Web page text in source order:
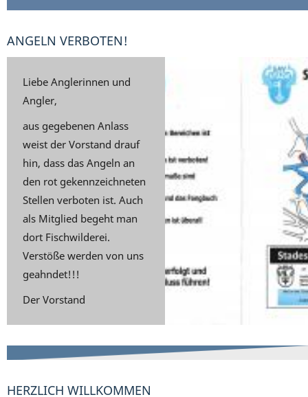
ANGELN VERBOTEN!
Liebe Anglerinnen und
Angler,
aus gegebenen Anlass
weist der Vorstand drauf
hin, dass das Angeln an
den rot gekennzeichneten
Stellen verboten ist. Auch
als Mitglied begeht man
dort Fischwilderei.
Verstöße werden von uns
geahndet!!!
Der Vorstand
HERZLICH WILLKOMMEN